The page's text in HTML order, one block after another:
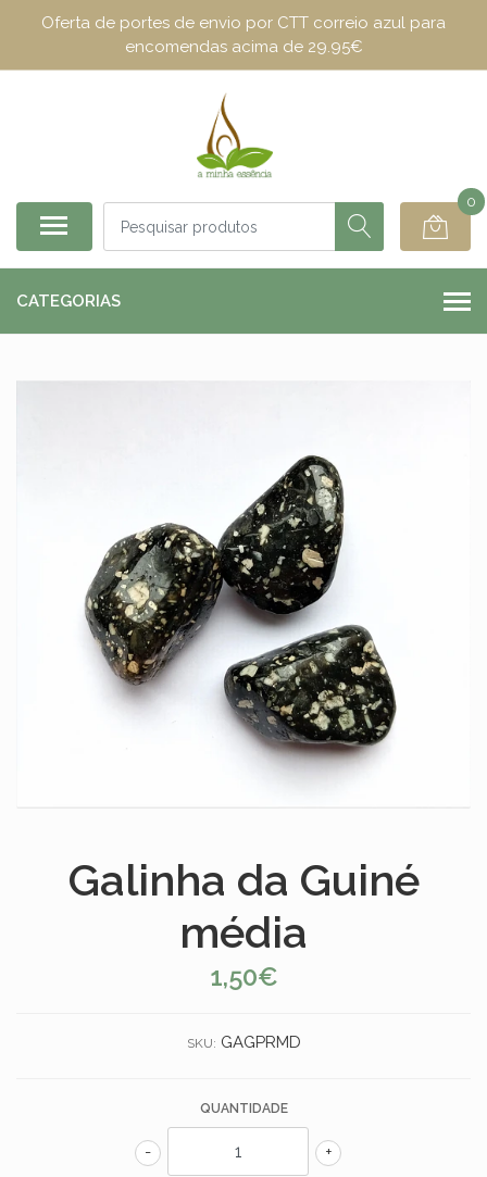
Oferta de portes de envio por CTT correio azul para
encomendas acima de 29.95€
0
CATEGORIAS
Galinha da Guiné
média
1,50€
SKU: GAGPRMD
QUANTIDADE
+
-